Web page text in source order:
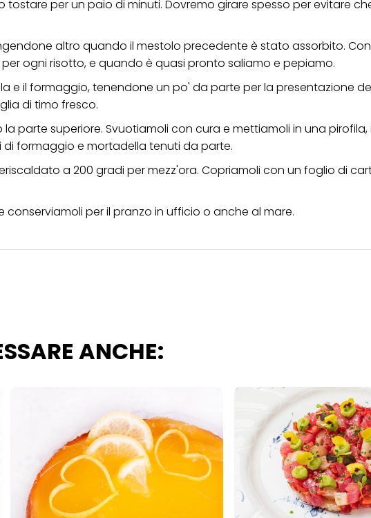
per un paio di minuti. Dovremo girare spesso per evitare
altro quando il mestolo precedente è stato assorbito.
ogni risotto, e quando è quasi pronto saliamo e pepiamo.
e il formaggio, tenendone un po' da parte per la presentazione
di timo fresco.
parte superiore. Svuotiamoli con cura e mettiamoli in una pirofila,
di formaggio e mortadella tenuti da parte.
a 200 gradi per mezz'ora. Copriamoli con un foglio di
conserviamoli per il pranzo in ufficio o anche al mare.
ANCHE: